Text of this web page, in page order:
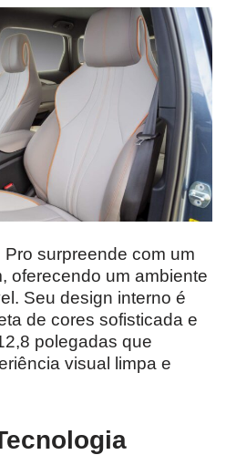
surpreende com um
oferecendo um ambiente
Seu design interno é
de cores sofisticada e
polegadas que
visual limpa e